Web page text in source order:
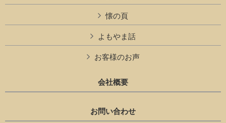
懐の頁
よもやま話
お客様のお声
会社概要
お問い合わせ